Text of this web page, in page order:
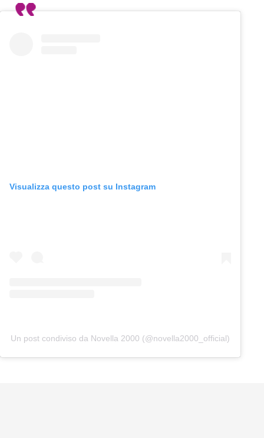
Visualizza questo post su Instagram
Un post condiviso da Novella 2000 (@novella2000_official)